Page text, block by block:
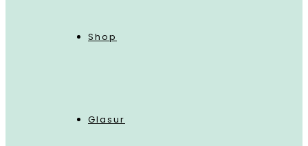
Shop
Glasur